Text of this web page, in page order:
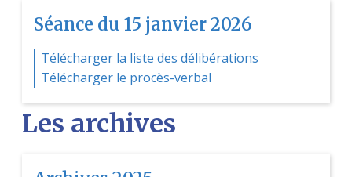
Séance du 15 janvier 2026
Télécharger la liste des délibérations
Télécharger le procès-verbal
Les archives